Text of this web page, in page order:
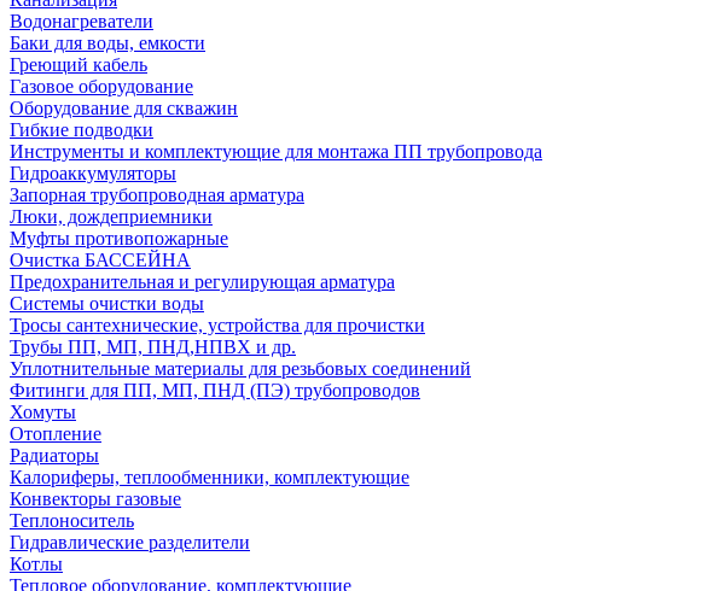
Водонагреватели
Баки для воды, емкости
Греющий кабель
Газовое оборудование
Оборудование для скважин
Гибкие подводки
Инструменты и комплектующие для монтажа ПП трубопровода
Гидроаккумуляторы
Запорная трубопроводная арматура
Люки, дождеприемники
Муфты противопожарные
Очистка БАССЕЙНА
Предохранительная и регулирующая арматура
Системы очистки воды
Тросы сантехнические, устройства для прочистки
Трубы ПП, МП, ПНД,НПВХ и др.
Уплотнительные материалы для резьбовых соединений
Фитинги для ПП, МП, ПНД (ПЭ) трубопроводов
Хомуты
Отопление
Радиаторы
Калориферы, теплообменники, комплектующие
Конвекторы газовые
Теплоноситель
Гидравлические разделители
Котлы
Тепловое оборудование, комплектующие